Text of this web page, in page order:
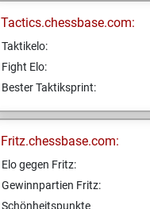
Tactics.chessbase.com:
Taktikelo:
Fight Elo:
Bester Taktiksprint:
Fritz.chessbase.com:
Elo gegen Fritz:
Gewinnpartien Fritz:
Schönheitspunkte